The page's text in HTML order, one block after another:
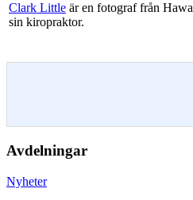
Clark Little är en fotograf från
sin kiropraktor.
Avdelningar
Nyheter